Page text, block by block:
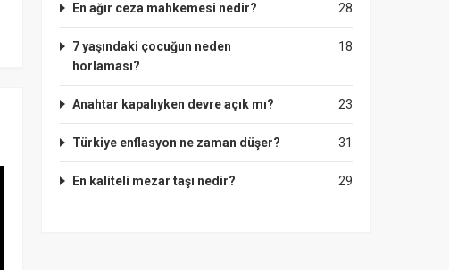
28
En ağır ceza mahkemesi nedir?
18
7 yaşındaki çocuğun neden
horlaması?
23
Anahtar kapalıyken devre açık mı?
31
Türkiye enflasyon ne zaman düşer?
29
En kaliteli mezar taşı nedir?